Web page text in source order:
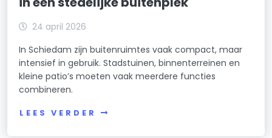
24 april 2026
In Schiedam zijn buitenruimtes vaak compact, maar
intensief in gebruik. Stadstuinen, binnenterreinen en
kleine patio’s moeten vaak meerdere functies
combineren.
LEES VERDER